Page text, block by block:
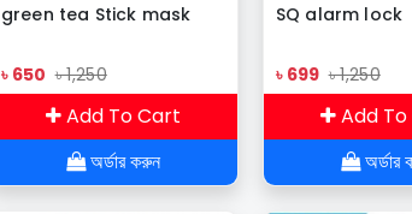
green tea Stick mask
৳ 650 ৳ 1,250
Add To Cart
অর্ডার করুন
SQ alarm lock
৳ 699 ৳ 1,250
Add
অর্ডার